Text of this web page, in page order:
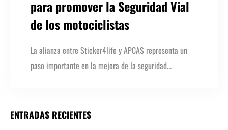
para promover la Seguridad Vial
de los motociclistas
La alianza entre Sticker4life y APCAS representa un
paso importante en la mejora de la seguridad...
ENTRADAS RECIENTES